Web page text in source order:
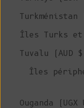
Turkménistan
Îles Turks et
Tuvalu (AUD
Îles
Ouganda (UGX